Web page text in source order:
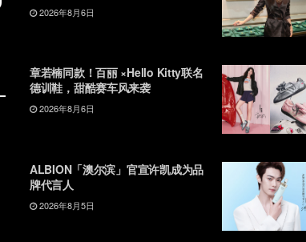
2026年8月6日
章若楠同款！百丽 ×Hello Kitty联名
德训鞋，甜酷赛车风来袭
2026年8月6日
ALBION「澳尔滨」官宣许凯成为品
牌代言人
2026年8月5日